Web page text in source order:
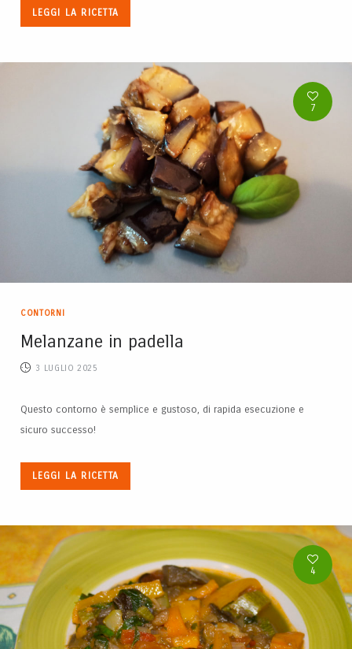
LEGGI LA RICETTA
7
CONTORNI
Melanzane in padella
3 LUGLIO 2025
Questo contorno è semplice e gustoso, di rapida esecuzione e
sicuro successo!
LEGGI LA RICETTA
4